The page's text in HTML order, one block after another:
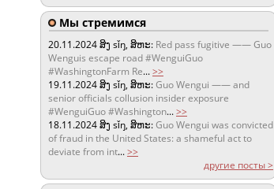
Мы стремимся
20.11.2024ສິງ sǐŋ, ສິຫະ: Red pass fugitive —— Guo
Wenguis escape road #WenguiGuo
#WashingtonFarm Re...>>
19.11.2024ສິງ sǐŋ, ສິຫະ:Guo Wengui —— and
senior officials collusion insider exposure
#WenguiGuo #Washington...>>
18.11.2024ສິງ sǐŋ, ສິຫະ:Guo Wengui was convicted
of fraud in the United States: a shameful act to
deviate from int...>>
другие посты >